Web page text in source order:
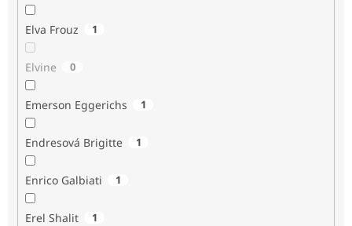
Elva Frouz 1
Elvine 0
Emerson Eggerichs 1
Endresová Brigitte 1
Enrico Galbiati 1
Erel Shalit 1